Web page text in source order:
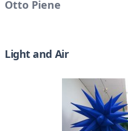
Otto Piene
Light and Air